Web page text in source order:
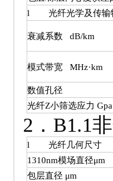
l 光纤光学及传输
衰减系数 dB/km
模式带宽 MHz·km
数值孔径
光纤Z小筛选应力 Gpa
2．B1.1
l 光纤几何尺寸
1310nm模场直径μm
包层直径 μm